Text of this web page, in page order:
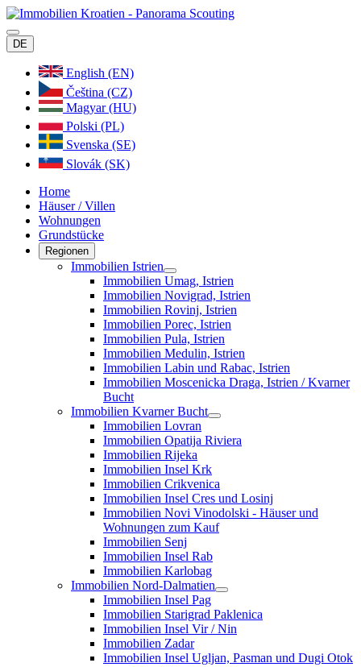
DE
English (EN)
Čeština (CZ)
Magyar (HU)
Polski (PL)
Svenska (SE)
Slovák (SK)
Home
Häuser / Villen
Wohnungen
Grundstücke
Regionen
Immobilien Istrien
Immobilien Umag, Istrien
Immobilien Novigrad, Istrien
Immobilien Rovinj, Istrien
Immobilien Porec, Istrien
Immobilien Pula, Istrien
Immobilien Medulin, Istrien
Immobilien Labin und Rabac, Istrien
Immobilien Moscenicka Draga, Istrien / Kvarner
Bucht
Immobilien Kvarner Bucht
Immobilien Lovran
Immobilien Opatija Riviera
Immobilien Rijeka
Immobilien Insel Krk
Immobilien Crikvenica
Immobilien Insel Cres und Losinj
Immobilien Novi Vinodolski - Häuser und
Wohnungen zum Kauf
Immobilien Senj
Immobilien Insel Rab
Immobilien Karlobag
Immobilien Nord-Dalmatien
Immobilien Insel Pag
Immobilien Starigrad Paklenica
Immobilien Insel Vir / Nin
Immobilien Zadar
Immobilien Insel Ugljan, Pasman und Dugi Otok